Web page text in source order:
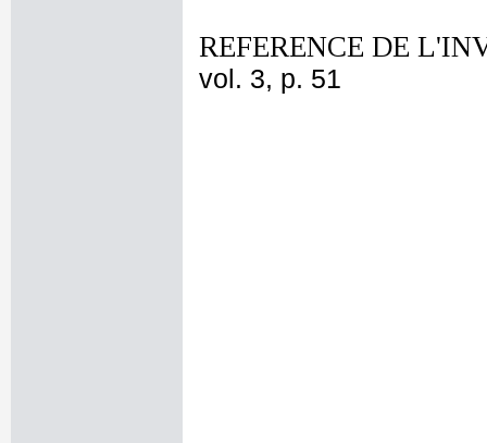
REFERENCE DE
vol. 3, p. 51